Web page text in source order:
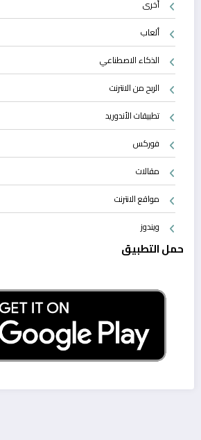
أخرى
ألعاب
الذكاء الاصطناعي
الربح من الانترنت
تطبيقات الأندوريد
فوركس
مقالات
مواقع الانترنت
ويندوز
حمل التطبيق